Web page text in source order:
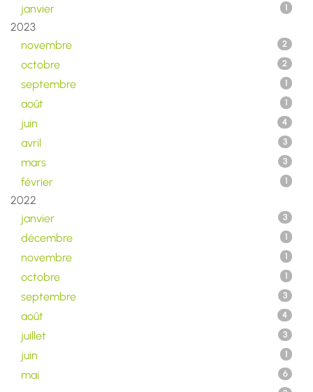
janvier 1
2023
novembre
2
octobre 2
septembre 1
août 1
juin 4
avril 3
mars 3
février 1
2022
janvier
3
décembre 1
novembre 1
octobre 1
septembre 3
août 4
juillet 3
juin 1
mai 6